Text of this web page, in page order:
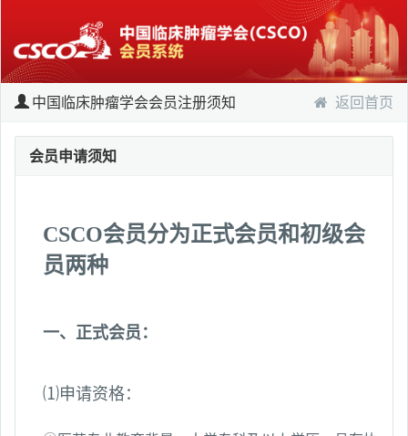
返回首页
中国临床肿瘤学会会员注册须知
会员申请须知
CSCO会员分为正式会员和初级会
员两种
一、正式会员：
⑴申请资格：